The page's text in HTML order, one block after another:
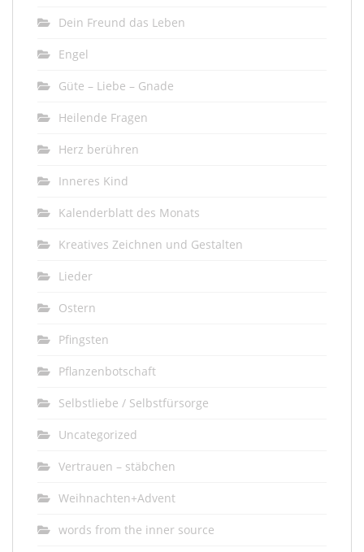
Dein Freund das Leben
Engel
Güte – Liebe – Gnade
Heilende Fragen
Herz berühren
Inneres Kind
Kalenderblatt des Monats
Kreatives Zeichnen und Gestalten
Lieder
Ostern
Pfingsten
Pflanzenbotschaft
Selbstliebe / Selbstfürsorge
Uncategorized
Vertrauen – stäbchen
Weihnachten+Advent
words from the inner source